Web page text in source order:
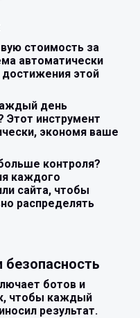
стоимость за
автоматически
этой
день
Этот инструмент
экономя ваше
контроля?
каждого
сайта, чтобы
распределять
безопасность
ботов и
чтобы каждый
результат.